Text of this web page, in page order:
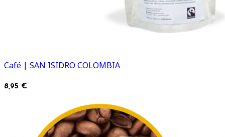
Café | SAN ISIDRO COLOMBIA
8,95 €